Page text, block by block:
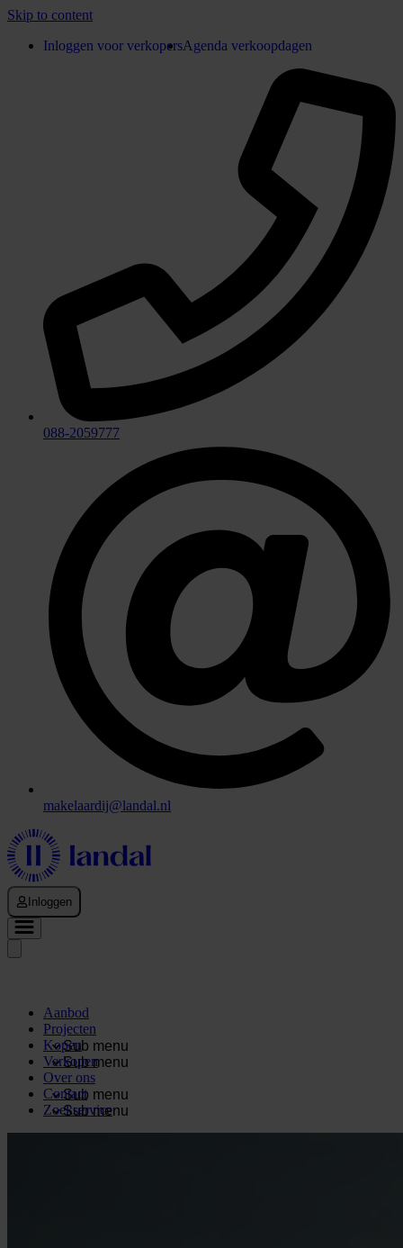
Skip to content
Inloggen voor verkopersAgenda verkoopdagen
088-2059777
makelaardij@landal.nl
Inloggen
Aanbod
Projecten
Sub menu
Kopen
Sub menu
Verkopen
Over ons
Sub menu
Contact
Sub menu
Zoekservice